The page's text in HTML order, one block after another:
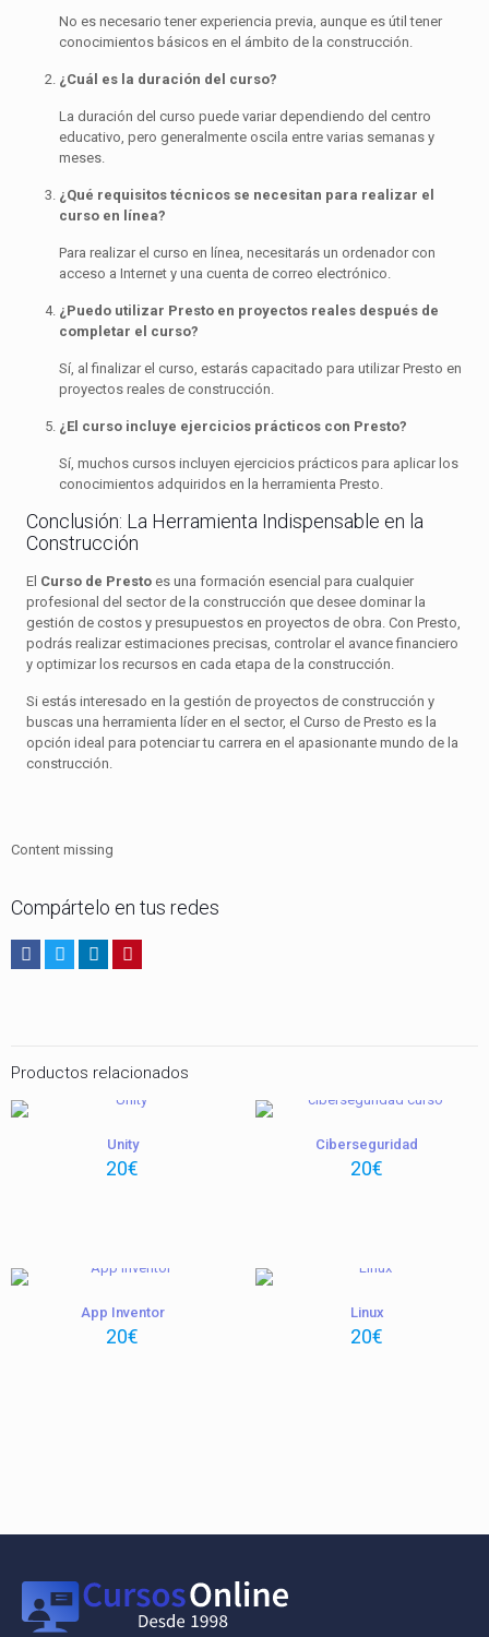
No es necesario tener experiencia previa, aunque es útil tener
conocimientos básicos en el ámbito de la construcción.
¿Cuál es la duración del curso?
La duración del curso puede variar dependiendo del centro
educativo, pero generalmente oscila entre varias semanas y
meses.
¿Qué requisitos técnicos se necesitan para realizar el
curso en línea?
Para realizar el curso en línea, necesitarás un ordenador con
acceso a Internet y una cuenta de correo electrónico.
¿Puedo utilizar Presto en proyectos reales después de
completar el curso?
Sí, al finalizar el curso, estarás capacitado para utilizar Presto en
proyectos reales de construcción.
¿El curso incluye ejercicios prácticos con Presto?
Sí, muchos cursos incluyen ejercicios prácticos para aplicar los
conocimientos adquiridos en la herramienta Presto.
Conclusión: La Herramienta Indispensable en la
Construcción
El Curso de Presto es una formación esencial para cualquier
profesional del sector de la construcción que desee dominar la
gestión de costos y presupuestos en proyectos de obra. Con Presto,
podrás realizar estimaciones precisas, controlar el avance financiero
y optimizar los recursos en cada etapa de la construcción.
Si estás interesado en la gestión de proyectos de construcción y
buscas una herramienta líder en el sector, el Curso de Presto es la
opción ideal para potenciar tu carrera en el apasionante mundo de la
construcción.
Content missing
Compártelo en tus redes
Productos relacionados
Unity
20€
Ciberseguridad
20€
App Inventor
20€
Linux
20€